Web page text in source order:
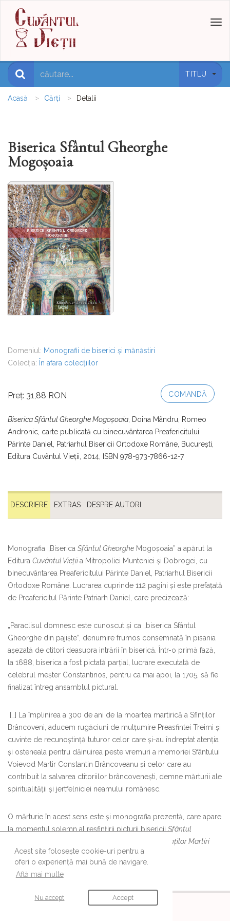
Acest site folosește cookie-uri pentru a
oferi o experiență mai bună de navigare.
Află mai multe
Nu accept Accept
TITLU
Acasă Cărți Detalii
Biserica Sfântul Gheorghe
Mogoşoaia
Domeniul: Monografii de biserici și mănăstiri
Colecția: În afara colecțiilor
Preț: 31,88 RON COMANDĂ
Biserica Sfântul Gheorghe Mogoşoaia , Doina Mândru, Romeo
Andronic, carte publicată cu binecuvântarea Preafericitului
Părinte Daniel, Patriarhul Bisericii Ortodoxe Române, Bucureşti,
Editura Cuvântul Vieţii, 2014, ISBN 978-973-7866-12-7
DESCRIERE EXTRAS DESPRE AUTORI
Monografia „Biserica Sfântul Gheorghe Mogoşoaia” a apărut la
Editura Cuvântul Vieţiia Mitropoliei Munteniei şi Dobrogei, cu
binecuvântarea Preafericitului Părinte Daniel, Patriarhul Bisericii
Ortodoxe Române. Lucrarea cuprinde 112 pagini şi este prefaţată
de Preafericitul Părinte Patriarh Daniel, care precizează:
„Paraclisul domnesc este cunoscut şi ca „biserica Sfântul
Gheorghe din pajişte”, denumire frumos consemnată în pisania
aşezată de ctitori deasupra intrării în biserică. Într-o primă fază,
la 1688, biserica a fost pictată parţial, lucrare executată de
celebrul meşter Constantinos, pentru ca mai apoi, la 1705, să fie
finalizat întreg ansamblul pictural.
[…] La împlinirea a 300 de ani de la moartea martirică a Sfinţilor
Brâncoveni, aducem rugăciuni de mulţumire Preasfintei Treimi şi
cuvinte de recunoştinţă tuturor celor care şi-au îndreptat atenţia
şi osteneala pentru dăinuirea peste vremuri a memoriei Sfântului
Voievod Martir Constantin Brâncoveanu şi celor care au
contribuit la salvarea ctitoriilor brâncoveneşti, demne mărturii ale
spiritualităţii şi jertfelniciei neamului românesc.
O mărturie în acest sens este și monografia prezentă, care apare
la momentul solemn al resfințirii picturii bisericii Sfântul
Anul comemorativ al Sfinților Martiri
Brâncoveni(2014)”.
URMĂREȘTE-NE